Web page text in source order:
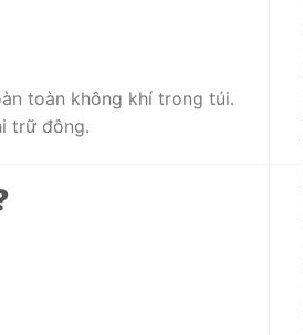
toàn không khí trong túi.
trữ đông.